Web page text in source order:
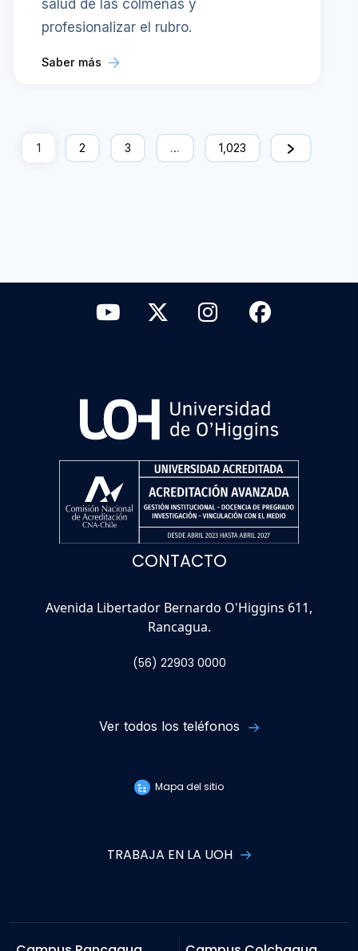
salud de las colmenas y
profesionalizar el rubro.
Saber más
1 2 3 … 1,023
CONTACTO
Avenida Libertador Bernardo O'Higgins 611,
Rancagua.
(56) 22903 0000
Ver todos los teléfonos
Mapa del sitio
TRABAJA EN LA UOH